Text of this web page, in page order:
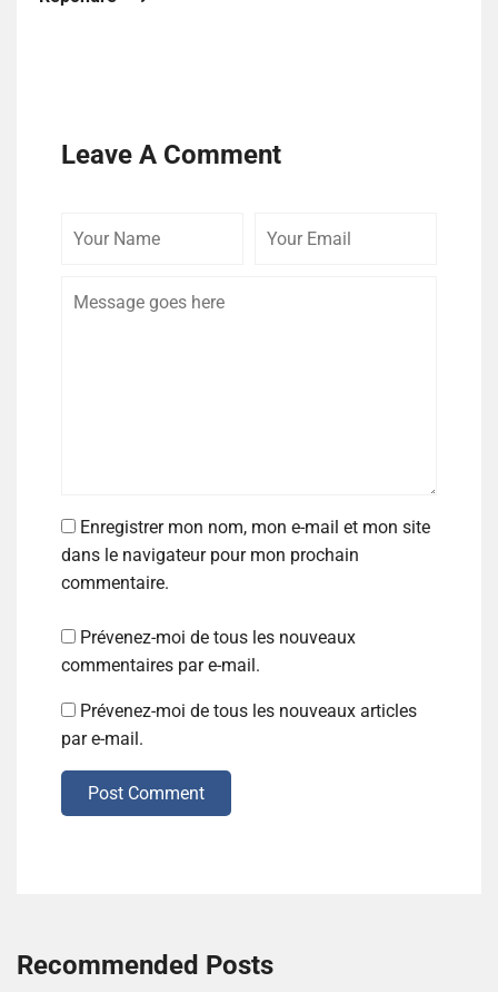
Leave A Comment
Enregistrer mon nom, mon e-mail et mon site
dans le navigateur pour mon prochain
commentaire.
Prévenez-moi de tous les nouveaux
commentaires par e-mail.
Prévenez-moi de tous les nouveaux articles
par e-mail.
Post Comment
Recommended Posts